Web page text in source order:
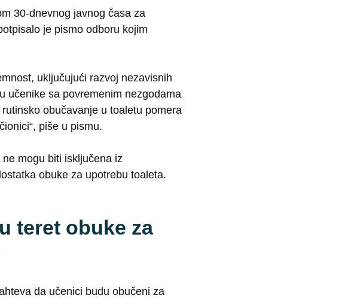
30-dnevnog javnog časa za
je pismo odboru kojim
uključujući razvoj nezavisnih
učenike sa povremenim nezgodama
obučavanje u toaletu pomera
piše u pismu.
mogu biti isključena iz
obuke za upotrebu toaleta.
teret obuke za
da učenici budu obučeni za